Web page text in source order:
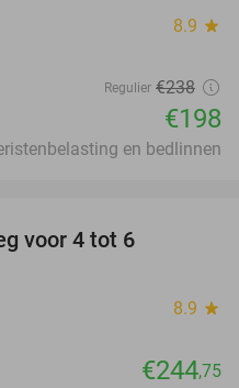
8.9 star
Regulier €238
€198
en bedlinnen
voor 4 tot 6
8.9 star
€244,75